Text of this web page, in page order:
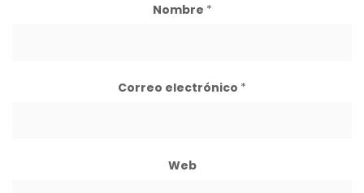
Nombre *
Correo electrónico *
Web